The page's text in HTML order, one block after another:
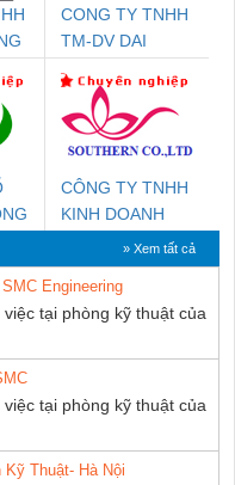
CONG TY TNHH
TM-DV DAI
CÔNG TY TNHH
KINH DOANH
DỊCH VỤ XNK
PHƯƠNG NAM
» Xem tất cả
Engineering
tại phòng kỹ thuật của
tại phòng kỹ thuật của
Kỹ Thuật- Hà Nội